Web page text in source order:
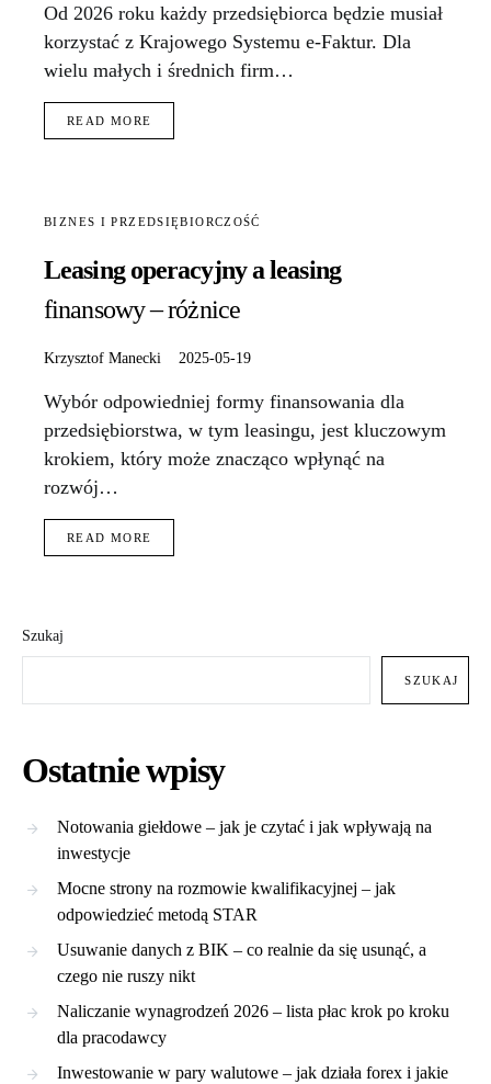
Od 2026 roku każdy przedsiębiorca będzie musiał
korzystać z Krajowego Systemu e-Faktur. Dla
wielu małych i średnich firm…
READ MORE
BIZNES I PRZEDSIĘBIORCZOŚĆ
Leasing operacyjny a leasing
finansowy – różnice
Krzysztof Manecki 2025-05-19
Wybór odpowiedniej formy finansowania dla
przedsiębiorstwa, w tym leasingu, jest kluczowym
krokiem, który może znacząco wpłynąć na
rozwój…
READ MORE
Szukaj
SZUKAJ
Ostatnie wpisy
Notowania giełdowe – jak je czytać i jak wpływają na
inwestycje
Mocne strony na rozmowie kwalifikacyjnej – jak
odpowiedzieć metodą STAR
Usuwanie danych z BIK – co realnie da się usunąć, a
czego nie ruszy nikt
Naliczanie wynagrodzeń 2026 – lista płac krok po kroku
dla pracodawcy
Inwestowanie w pary walutowe – jak działa forex i jakie